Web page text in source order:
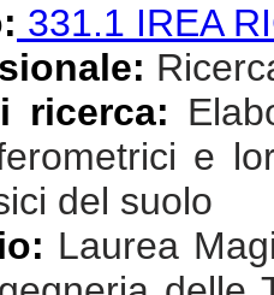
331.1 IREA
ricerca:
e
del suolo
Laurea